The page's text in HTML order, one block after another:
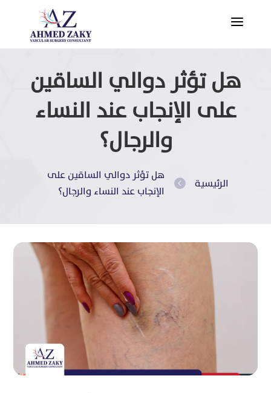
a
هل تؤثر دوالي الساقين
على الإنجاب عند النساء
والرجال؟
الرئيسية 
هل تؤثر دوالي الساقين على
الإنجاب عند النساء والرجال؟